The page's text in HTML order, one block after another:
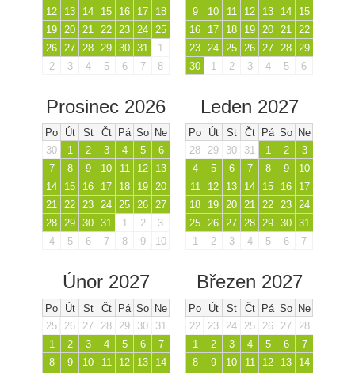
12
13 14 15 16 17
18
19
20 21 22 23 24
25
26
27 28 29 30 31
1
2
3 4 5 6 7 8
9
10 11 12 13 14
15
16
17 18 19 20 21
22
23
24 25 26 27 28
29
30
1 2 3 4 5 6
Prosinec 2026
Po Út St Čt Pá So Ne
30
1 2 3 4 5
6
7
8 9 10 11 12
13
14
15 16 17 18 19 20
21 22 23 24 25 26 27
28 29 30 31 1 2
3
4
5 6 7 8 9 10
Leden 2027
Po Út St Čt Pá So Ne
28
29 30 31 1 2
3
4
5 6 7 8 9
10
11
12 13 14 15 16
17
18
19 20 21 22 23 24
25 26 27 28 29 30 31
1
2 3 4 5 6 7
Únor 2027
Po Út St Čt Pá So Ne
25
26 27 28 29 30
31
1
2 3 4 5 6
7
8
9 10 11 12 13
14
Březen 2027
Po Út St Čt Pá So Ne
22
23 24 25 26 27
28
1
2 3 4 5 6
7
8
9 10 11 12 13
14